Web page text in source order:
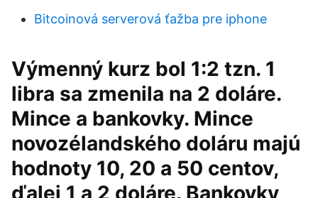
Bitcoinová serverová ťažba pre iphone
Výmenný kurz bol 1:2 tzn. 1
libra sa zmenila na 2 doláre.
Mince a bankovky. Mince
novozélandského doláru majú
hodnoty 10, 20 a 50 centov,
ďalej 1 a 2 doláre. Bankovky